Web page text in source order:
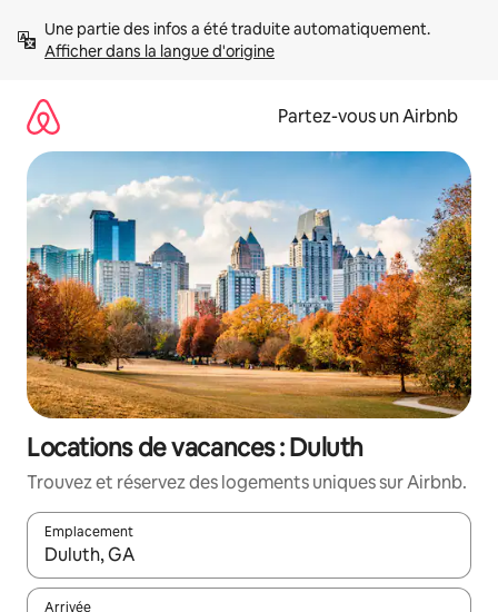
directement
Afficher dans la langue d'origine
Partez-vous un Airbnb
Locations de vacances : Duluth
Trouvez et réservez des logements uniques sur Airbnb.
Emplacement
Quand les résultats sont affichés, parcourez-les en utilisant
Arrivée